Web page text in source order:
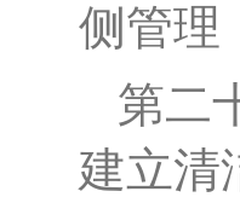
侧管理
第二
建立清